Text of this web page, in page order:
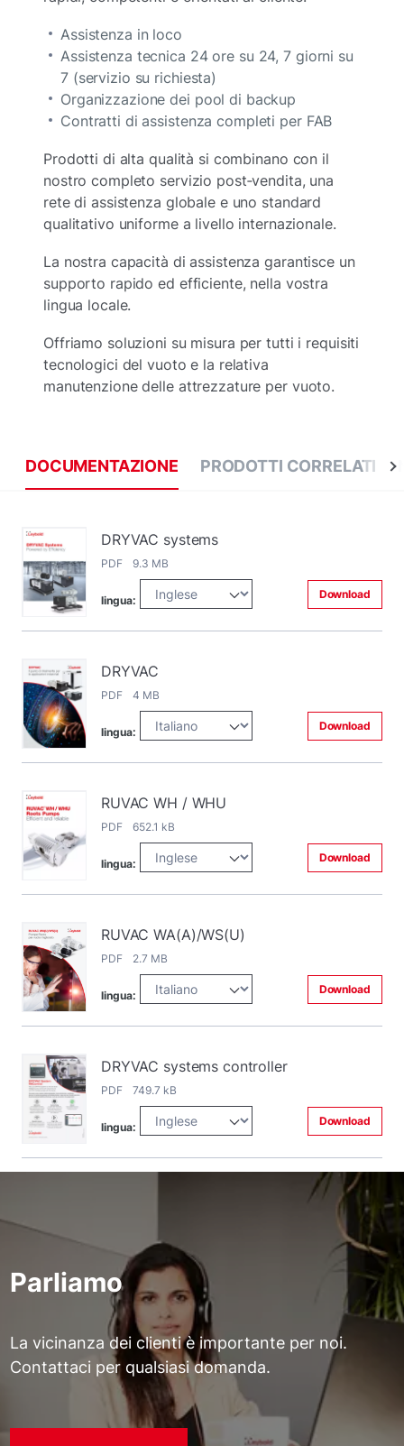
Assistenza in loco
Assistenza tecnica 24 ore su 24, 7 giorni su
7 (servizio su richiesta)
Organizzazione dei pool di backup
Contratti di assistenza completi per FAB
Prodotti di alta qualità si combinano con il
nostro completo servizio post‑vendita, una
rete di assistenza globale e uno standard
qualitativo uniforme a livello internazionale.
La nostra capacità di assistenza garantisce un
supporto rapido ed efficiente, nella vostra
lingua locale.
Offriamo soluzioni su misura per tutti i requisiti
tecnologici del vuoto e la relativa
manutenzione delle attrezzature per vuoto.
DOCUMENTAZIONE PRODOTTI CORRELATI
DRYVAC systems
PDF 9.3 MB
lingua: Download
DRYVAC
PDF 4 MB
lingua: Download
RUVAC WH / WHU
PDF 652.1 kB
lingua: Download
RUVAC WA(A)/WS(U)
PDF 2.7 MB
lingua: Download
DRYVAC systems controller
PDF 749.7 kB
lingua: Download
Parliamo
La vicinanza dei clienti è importante per noi.
Contattaci per qualsiasi domanda.